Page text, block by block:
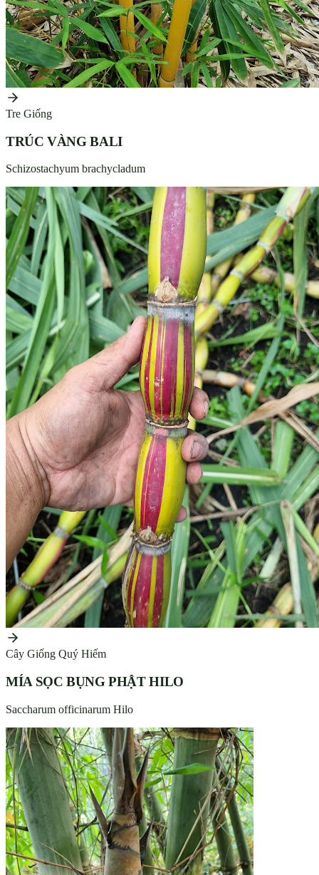
Tre Giống
TRÚC VÀNG BALI
Schizostachyum brachycladum
Cây Giống Quý Hiếm
MÍA SỌC BỤNG PHẬT HILO
Saccharum officinarum Hilo